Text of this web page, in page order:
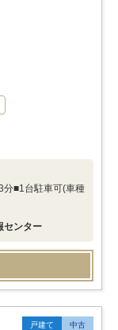
分■1台駐車可(車種
センター
戸建て 中古